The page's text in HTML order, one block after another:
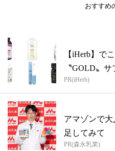
おすすめ
【iHerb】で
〝GOLD〟サ
PR(iHerb)
アマゾンで
足してみて
PR(森永乳業)